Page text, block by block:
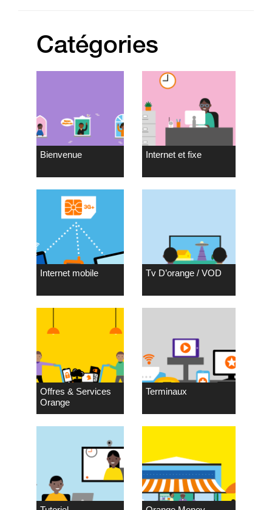
Catégories
Bienvenue Internet et fixe
Internet mobile Tv D’orange / VOD
Offres & Services
Orange
Terminaux